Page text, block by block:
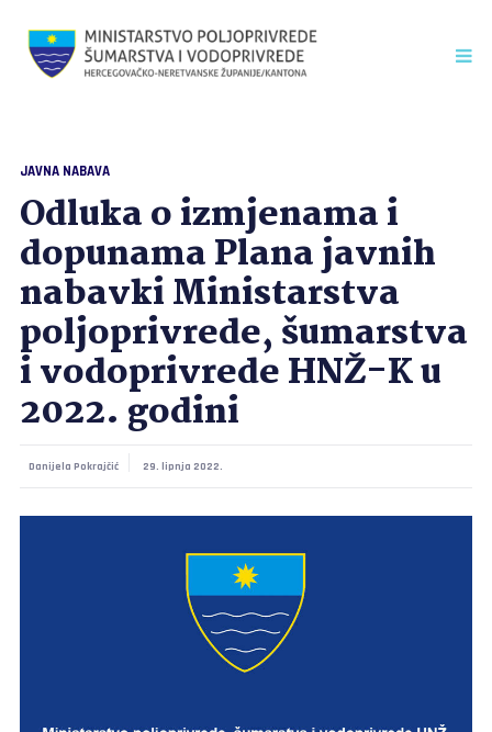
JAVNA NABAVA
Odluka o izmjenama i
dopunama Plana javnih
nabavki Ministarstva
poljoprivrede, šumarstva
i vodoprivrede HNŽ-K u
2022. godini
Danijela Pokrajčić 29. lipnja 2022.